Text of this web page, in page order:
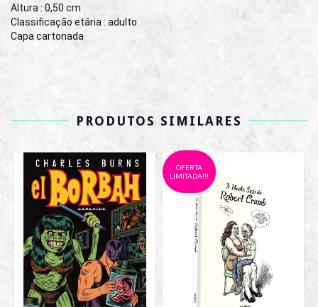
Altura : 0,50 cm
Classificação etária : adulto
Capa cartonada
PRODUTOS SIMILARES
OFERTA
LIMITADA!!!